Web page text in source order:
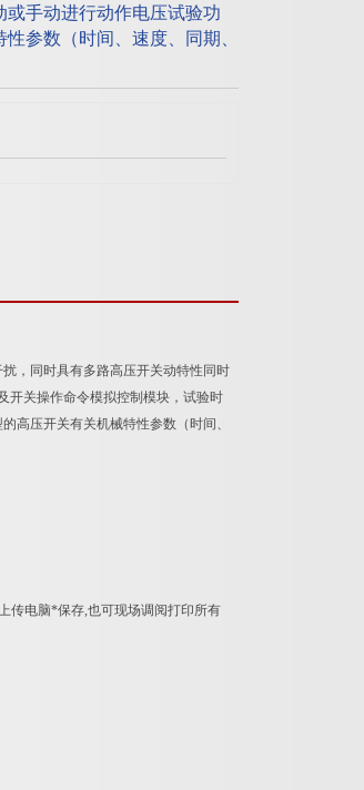
或手动进行动作电压试验功
参数（时间、速度、同期、
，同时具有多路高压开关动特性同时
开关操作命令模拟控制模块，试验时
高压开关有关机械特性参数（时间、
传电脑*保存,也可现场调阅打印所有